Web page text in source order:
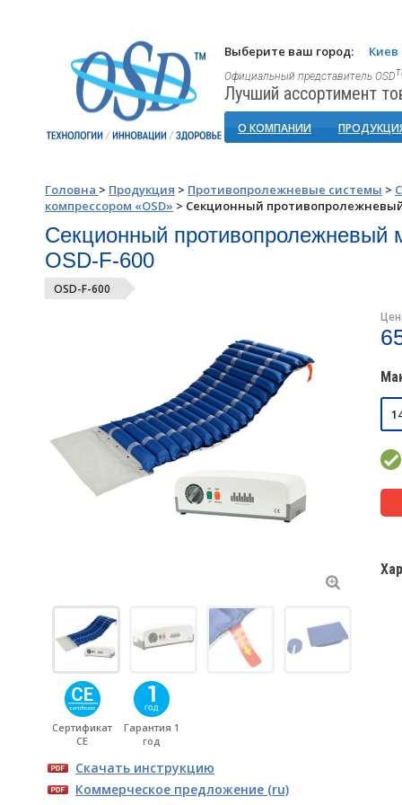
Выберите ваш город: Киев
Официальный представитель OSD
Лучший ассортимент
О КОМПАНИИ
Головна > Продукция > Противопролежневые системы >
компрессором «OSD» > Секционный противопролежневый
Секционный противопролежневый
OSD-F-600
OSD-F-600
Сертификат
CE
Гарантия 1
год
Скачать инструкцию
Коммерческое предложение (ru)